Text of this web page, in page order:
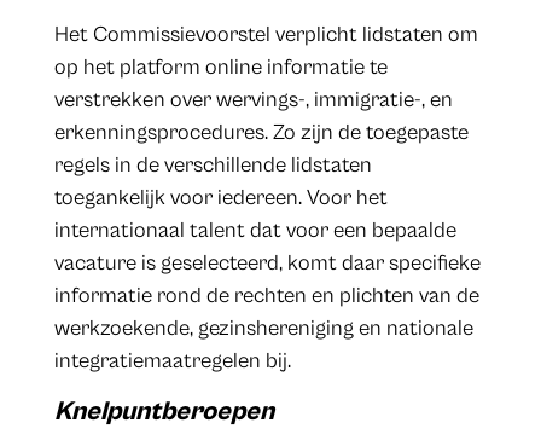
Het Commissievoorstel verplicht lidstaten om
op het platform online informatie te
verstrekken over wervings-, immigratie-, en
erkenningsprocedures. Zo zijn de toegepaste
regels in de verschillende lidstaten
toegankelijk voor iedereen. Voor het
internationaal talent dat voor een bepaalde
vacature is geselecteerd, komt daar specifieke
informatie rond de rechten en plichten van de
werkzoekende, gezinshereniging en nationale
integratiemaatregelen bij.
Knelpuntberoepen